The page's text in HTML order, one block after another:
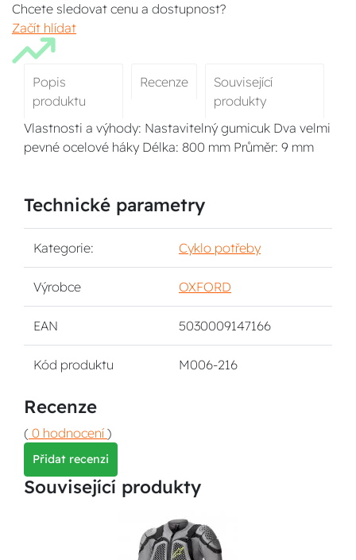
Chcete sledovat cenu a dostupnost?
Začít hlídat
Popis
produktu
Recenze
Související
produkty
Vlastnosti a výhody: Nastavitelný gumicuk Dva velmi
pevné ocelové háky Délka: 800 mm Průměr: 9 mm
Technické parametry
Kategorie: Cyklo potřeby
Výrobce OXFORD
EAN 5030009147166
Kód produktu M006-216
Recenze
( 0 hodnocení )
Přidat recenzi
Související produkty